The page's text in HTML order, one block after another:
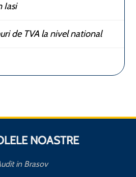
Iasi
de TVA la nivel national
NOASTRE
in Brasov